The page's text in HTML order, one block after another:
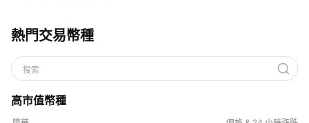
熱門交易幣種
搜索
高市值幣種